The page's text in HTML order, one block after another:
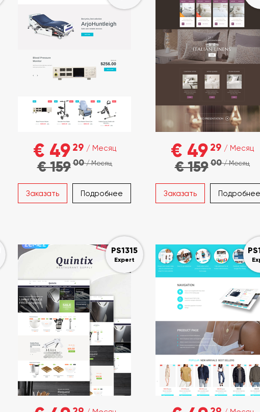
€ 49 29 / Месяц
€ 15900/ Месяц
Заказать Подробнее
€ 49 29 / Месяц
€ 15900/ Месяц
Заказать Подробнее
PS1315
Expert